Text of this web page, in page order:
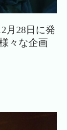
月28日に発
々な企画